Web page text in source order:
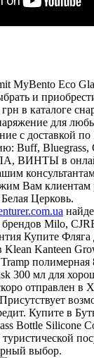
MyBento Eco
и
в каталоге
для
с доставкой
Buff, Bluegrass,
ВИНТЫ в
Вам клиентам
Церковь.
Milo,
Купите
Klean Kanteen
300 мл для
отправлен в
Купите в
Bottle Silicone
выбор.